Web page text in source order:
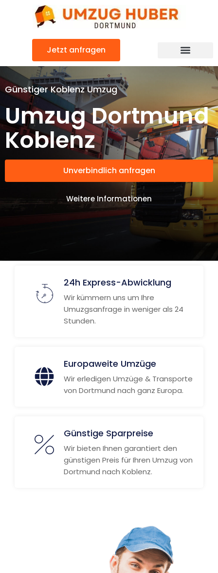
Jetzt anfragen
Günstiger Koblenz Umzug
Umzug Dortmund
Koblenz
Unverbindlich anfragen
Weitere Informationen
24h Express-Abwicklung
Wir kümmern uns um Ihre
Umuzgsanfrage in weniger als 24
Stunden.
Europaweite Umzüge
Wir erledigen Umzüge & Transporte
von Dortmund nach ganz Europa.
Günstige Sparpreise
Wir bieten Ihnen garantiert den
günstigen Preis für Ihren Umzug von
Dortmund nach Koblenz.